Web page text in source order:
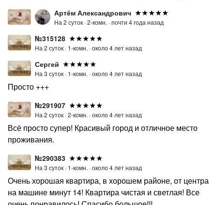
Артём Александрович
На 2 суток ·2-комн. ·почти 4 года назад
№315128
На 2 суток · 1-комн. ·около 4 лет назад
Сергей
На 3 суток · 1-комн. ·около 4 лет назад
Просто +++
№291907
На 2 суток ·2-комн. ·около 4 лет назад
Всё просто супер! Красивый город и отличное место
проживания.
№290383
На 3 суток · 1-комн. ·около 4 лет назад
Очень хорошая квартира, в хорошем районе, от центра
на машине минут 14! Квартира чистая и светлая! Все